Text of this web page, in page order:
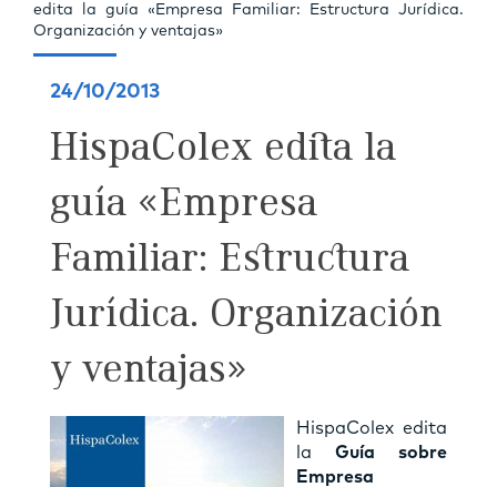
edita la guía «Empresa Familiar: Estructura Jurídica.
Organización y ventajas»
24/10/2013
HispaColex edita la
guía «Empresa
Familiar: Estructura
Jurídica. Organización
y ventajas»
HispaColex edita
la Guía sobre
Empresa